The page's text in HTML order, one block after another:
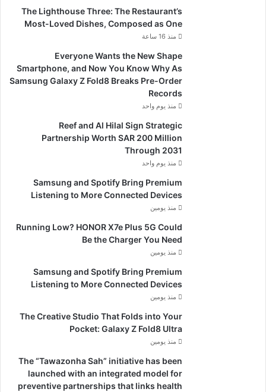
The Lighthouse Three: The Restaurant’s
Most-Loved Dishes, Composed as One
منذ 16 ساعة
Everyone Wants the New Shape
Smartphone, and Now You Know Why As
Samsung Galaxy Z Fold8 Breaks Pre-Order
Records
منذ يوم واحد
Reef and Al Hilal Sign Strategic
Partnership Worth SAR 200 Million
Through 2031
منذ يوم واحد
Samsung and Spotify Bring Premium
Listening to More Connected Devices
منذ يومين
Running Low? HONOR X7e Plus 5G Could
Be the Charger You Need
منذ يومين
Samsung and Spotify Bring Premium
Listening to More Connected Devices
منذ يومين
The Creative Studio That Folds into Your
Pocket: Galaxy Z Fold8 Ultra
منذ يومين
The “Tawazonha Sah” initiative has been
launched with an integrated model for
preventive partnerships that links health